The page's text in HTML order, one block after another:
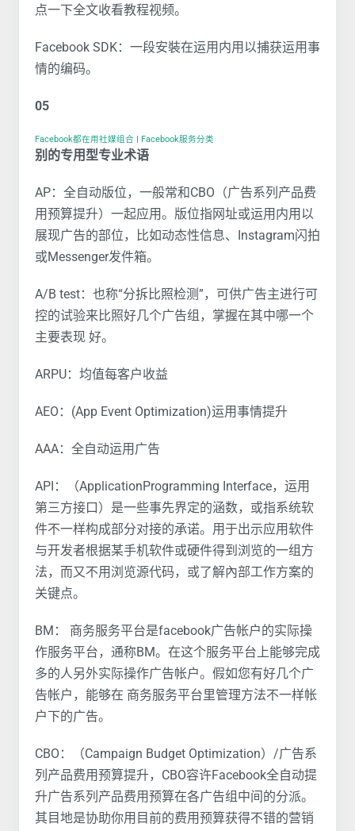
点一下全文收看教程视频。
Facebook SDK：一段安裝在运用内用以捕获运用事
情的编码。
05
Facebook都在用社媒组合 Facebook服务分类
别的专用型专业术语
AP：全自动版位，一般常和CBO（广告系列产品费
用预算提升）一起应用。版位指网址或运用内用以
展现广告的部位，比如动态性信息、Instagram闪拍
或Messenger发件箱。
A/B test：也称“分拆比照检测”，可供广告主进行可
控的试验来比照好几个广告组，掌握在其中哪一个
主要表现 好。
ARPU：均值每客户收益
AEO：(App Event Optimization)运用事情提升
AAA：全自动运用广告
API：（ApplicationProgramming Interface，运用
第三方接口）是一些事先界定的涵数，或指系统软
件不一样构成部分对接的承诺。用于出示应用软件
与开发者根据某手机软件或硬件得到浏览的一组方
法，而又不用浏览源代码，或了解內部工作方案的
关键点。
BM： 商务服务平台是facebook广告帐户的实际操
作服务平台，通称BM。在这个服务平台上能够完成
多的人另外实际操作广告帐户。假如您有好几个广
告帐户，能够在 商务服务平台里管理方法不一样帐
户下的广告。
CBO：（Campaign Budget Optimization）/广告系
列产品费用预算提升，CBO容许Facebook全自动提
升广告系列产品费用预算在各广告组中间的分派。
其目地是协助你用目前的费用预算获得不错的营销